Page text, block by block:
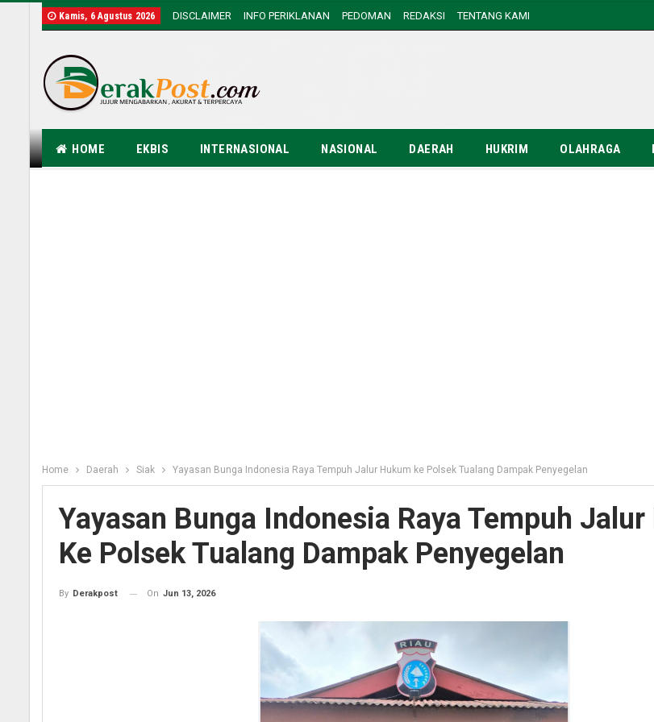
Kamis, 6 Agustus 2026 DISCLAIMER INFO PERIKLANAN PEDOMAN REDAKSI TENTANG KAMI
HOME EKBIS INTERNASIONAL NASIONAL DAERAH HUKRIM OLAHRAGA
Home Daerah Siak Yayasan Bunga Indonesia Raya Tempuh Jalur Hukum ke Polsek Tualang Dampak Penyegelan
Yayasan Bunga Indonesia Raya Tempuh
Ke Polsek Tualang Dampak Penyegelan
By Derakpost On Jun 13, 2026